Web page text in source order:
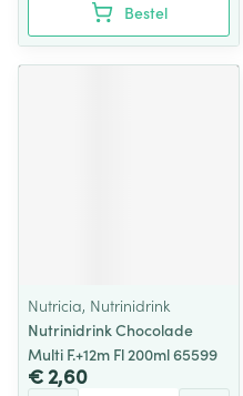
Bestel
Nutricia, Nutrinidrink
Nutrinidrink Chocolade
Multi F.+12m Fl 200ml 65599
€ 2,60